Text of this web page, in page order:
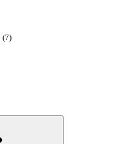
(7)